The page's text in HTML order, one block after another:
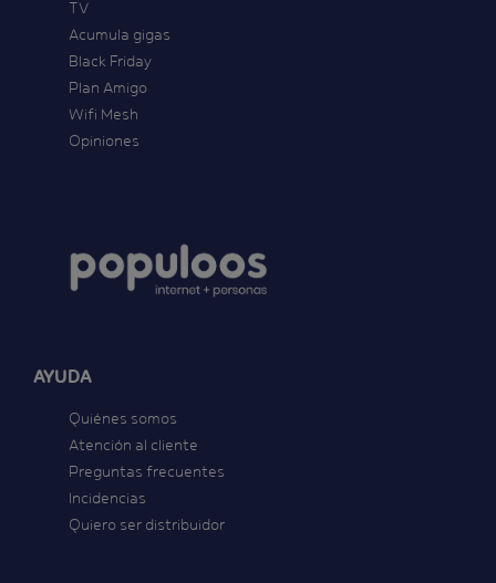
TV
Acumula gigas
Black Friday
Plan Amigo
Wifi Mesh
Opiniones
AYUDA
Quiénes somos
Atención al cliente
Preguntas frecuentes
Incidencias
Quiero ser distribuidor